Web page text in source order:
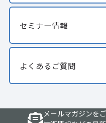
セミナー情報
よくあるご質問
メールマガジンを